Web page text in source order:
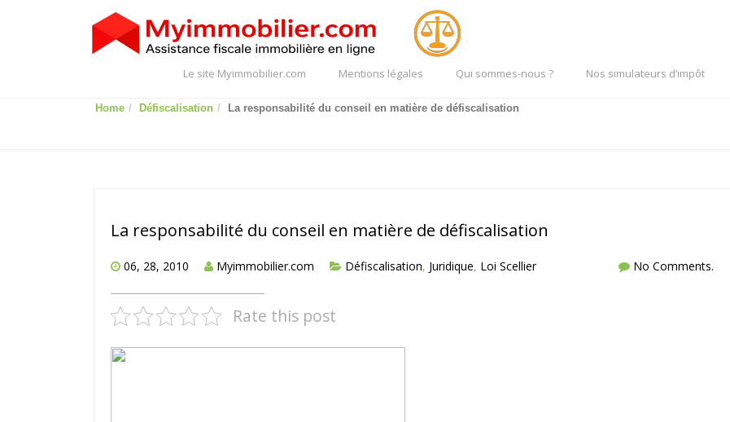
Le site Myimmobilier.com Mentions légales Qui sommes-nous ? Nos simulateurs d’impôt
Home Défiscalisation La responsabilité du conseil en matière de défiscalisation
La responsabilité du conseil en matière de défiscalisation
06, 28, 2010 Myimmobilier.com Défiscalisation, Juridique, Loi Scellier No Comments.
Rate this post